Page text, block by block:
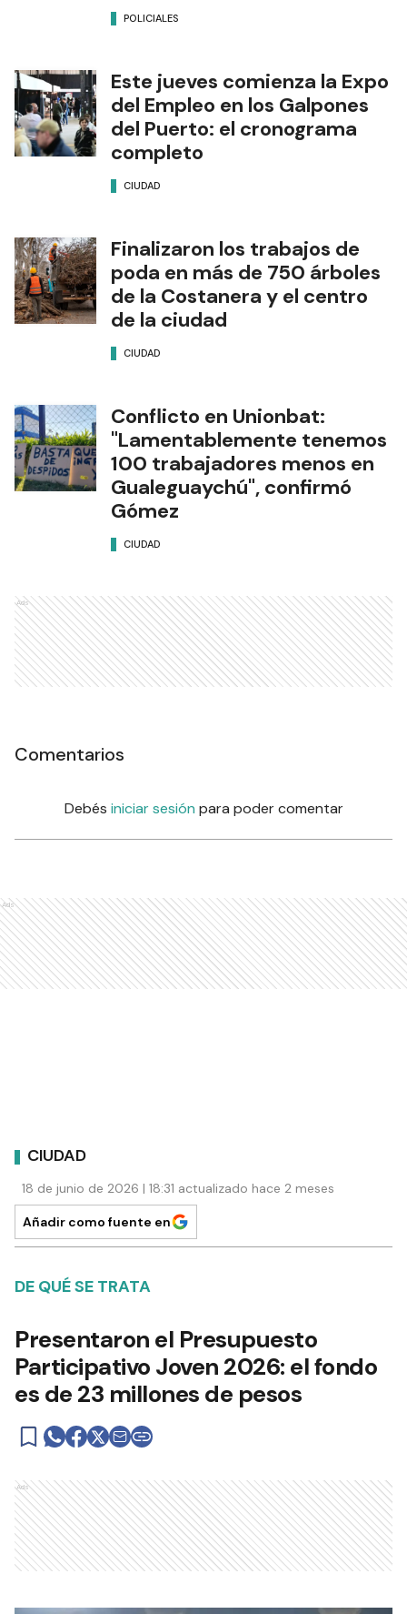
POLICIALES
Este jueves comienza la Expo
del Empleo en los Galpones
del Puerto: el cronograma
completo
CIUDAD
Finalizaron los trabajos de
poda en más de 750 árboles
de la Costanera y el centro
de la ciudad
CIUDAD
Conflicto en Unionbat:
"Lamentablemente tenemos
100 trabajadores menos en
Gualeguaychú", confirmó
Gómez
CIUDAD
Ads
Comentarios
Debés iniciar sesión para poder comentar
Ads
CIUDAD
18 de junio de 2026 | 18:31 actualizado hace 2 meses
Añadir como fuente en
DE QUÉ SE TRATA
Presentaron el Presupuesto
Participativo Joven 2026: el fondo
es de 23 millones de pesos
Ads